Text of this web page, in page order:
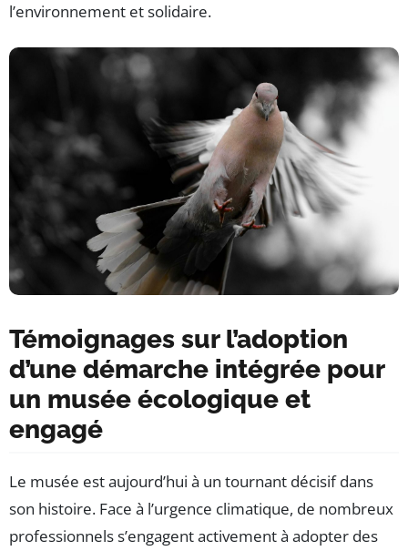
l’environnement et solidaire.
Témoignages sur l’adoption
d’une démarche intégrée pour
un musée écologique et
engagé
Le musée est aujourd’hui à un tournant décisif dans
son histoire. Face à l’urgence climatique, de nombreux
professionnels s’engagent activement à adopter des